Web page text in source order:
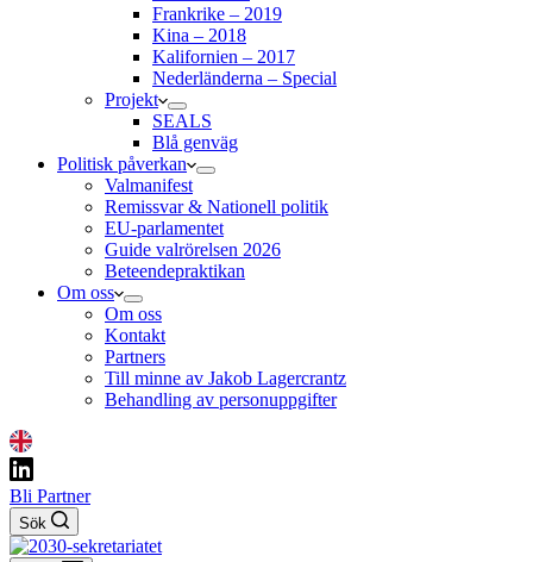
Frankrike – 2019
Kina – 2018
Kalifornien – 2017
Nederländerna – Special
Projekt
SEALS
Blå genväg
Politisk påverkan
Valmanifest
Remissvar & Nationell politik
EU-parlamentet
Guide valrörelsen 2026
Beteendepraktikan
Om oss
Om oss
Kontakt
Partners
Till minne av Jakob Lagercrantz
Behandling av personuppgifter
Bli Partner
Sök